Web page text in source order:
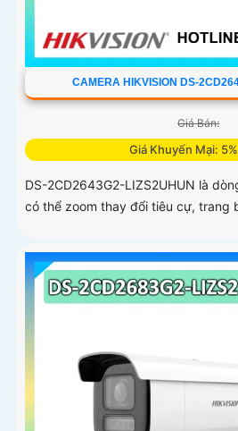
CAMERA HIKVISION DS-
Giá Bán:
Giá Khuyến Mại:
DS-2CD2643G2-LIZS2UHUN là
có thể zoom thay đổi tiêu cự, trang